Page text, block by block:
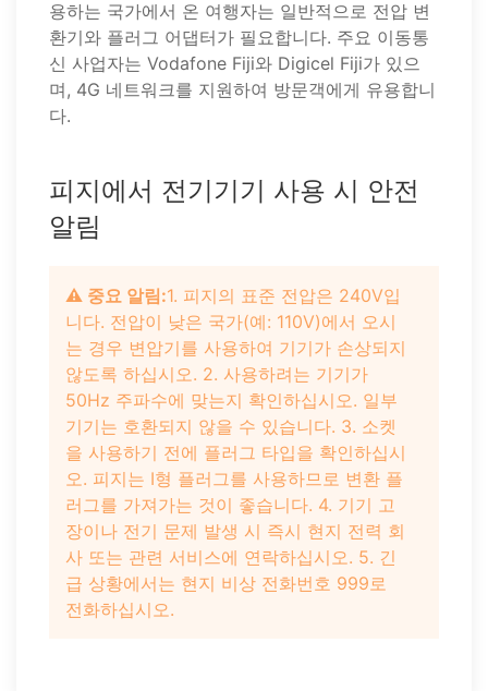
용하는 국가에서 온 여행자는 일반적으로 전압 변
환기와 플러그 어댑터가 필요합니다. 주요 이동통
신 사업자는 Vodafone Fiji와 Digicel Fiji가 있으
며, 4G 네트워크를 지원하여 방문객에게 유용합니
다.
피지에서 전기기기 사용 시 안전
알림
⚠️ 중요 알림:1. 피지의 표준 전압은 240V입
니다. 전압이 낮은 국가(예: 110V)에서 오시
는 경우 변압기를 사용하여 기기가 손상되지
않도록 하십시오. 2. 사용하려는 기기가
50Hz 주파수에 맞는지 확인하십시오. 일부
기기는 호환되지 않을 수 있습니다. 3. 소켓
을 사용하기 전에 플러그 타입을 확인하십시
오. 피지는 I형 플러그를 사용하므로 변환 플
러그를 가져가는 것이 좋습니다. 4. 기기 고
장이나 전기 문제 발생 시 즉시 현지 전력 회
사 또는 관련 서비스에 연락하십시오. 5. 긴
급 상황에서는 현지 비상 전화번호 999로
전화하십시오.